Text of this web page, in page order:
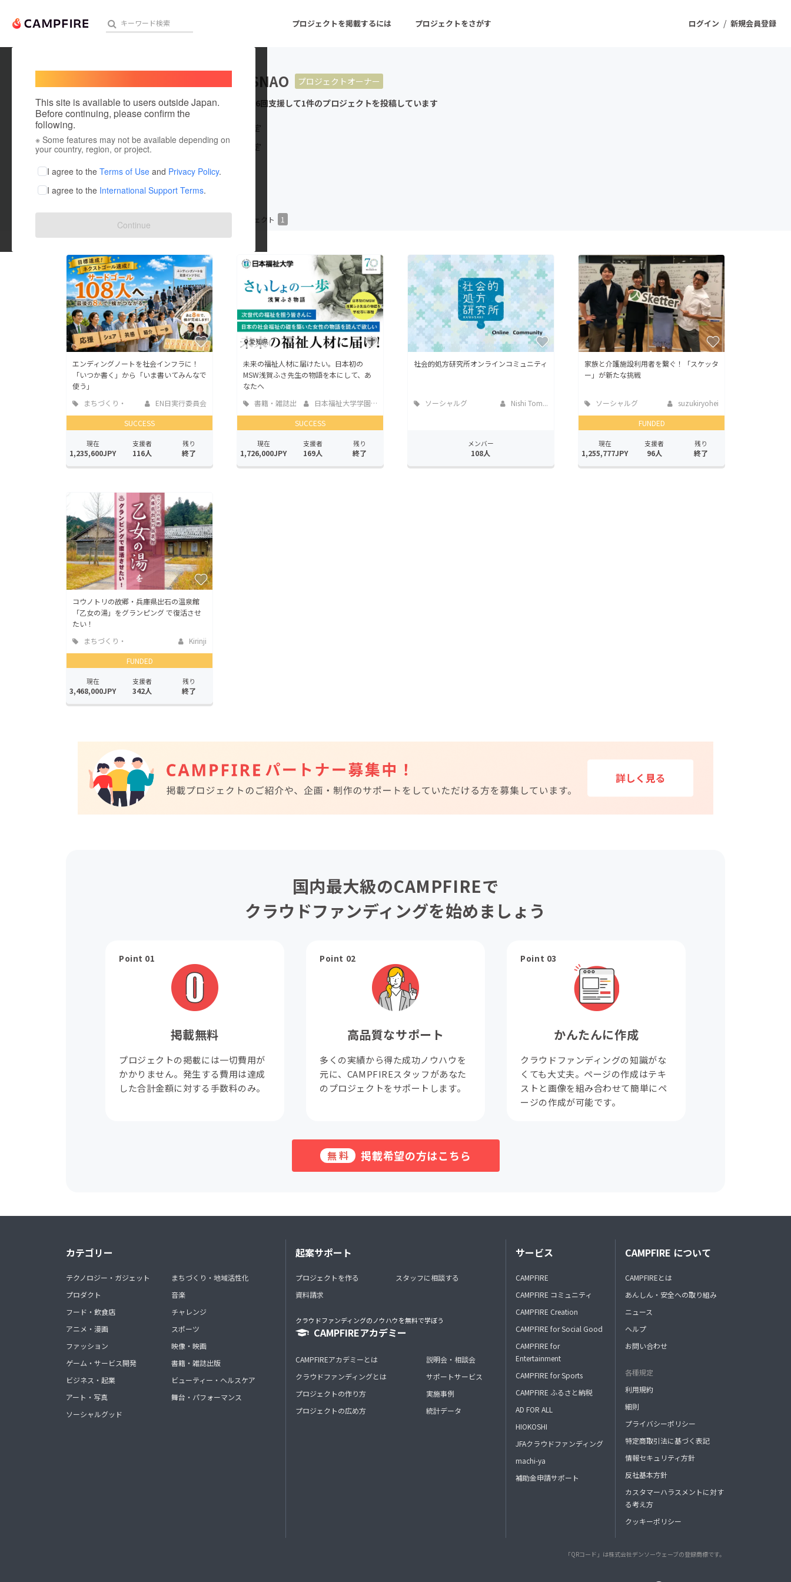
ログイン / 新規会員登録
プロジェクトを掲載するには プロジェクトをさがす
人気のプロジェクト 注目のリターン 注目の新着プロジェクト
アート・写真
テクノロジー・ガジェット
映像・映画
ビジネス・起業
チャレンジ
まちづくり・地域活性化
CAMPFIRE for Social Good
CAMPFIRE Creation
CAMPFIREふるさと納税
machi-ya コミュニティ
This site is available to users outside Japan.
Before continuing, please confirm the
following.
※ Some features may not be available depending on
your country, region, or project.
I agree to the Terms of Use and Privacy Policy.
I agree to the International Support Terms.
Continue
KUBOTSNAO
プロジェクトオーナー
これまでに6回支援して1件のプロジェクトを投稿しています
在住国：未設定
出身国：未設定
プロジェクト 1
エンディングノートを社会インフラに！
「いつか書く」から「いま書いてみんなで
使う」
まちづくり・
EN日実行委員会
SUCCESS
現在
1,235,600JPY
支援者
116人
残り
終了
愛知県
未来の福祉人材に届けたい。日本初の
MSW浅賀ふさ先生の物語を本にして、あ
なたへ
書籍・雑誌出
日本福祉大学学園広報室
SUCCESS
現在
1,726,000JPY
支援者
169人
残り
終了
社会的処方研究所オンラインコミュニティ
ソーシャルグ
Nishi Tom...
メンバー
108人
家族と介護施設利用者を繋ぐ！「スケッタ
ー」が新たな挑戦
ソーシャルグ
suzukiryohei
FUNDED
現在
1,255,777JPY
支援者
96人
残り
終了
コウノトリの故郷・兵庫県出石の温泉館
「乙女の湯」をグランピング で復活させ
たい！
まちづくり・
Kirinji
FUNDED
現在
3,468,000JPY
支援者
342人
残り
終了
国内最大級のCAMPFIREで
クラウドファンディングを始めましょう
Point 01
掲載無料
プロジェクトの掲載には一切費用が
かかりません。発生する費用は達成
した合計金額に対する手数料のみ。
Point 02
高品質なサポート
多くの実績から得た成功ノウハウを
元に、CAMPFIREスタッフがあなた
のプロジェクトをサポートします。
Point 03
かんたんに作成
クラウドファンディングの知識がな
くても大丈夫。ページの作成はテキ
ストと画像を組み合わせて簡単にペ
ージの作成が可能です。
無料 掲載希望の方はこちら
カテゴリー
テクノロジー・ガジェット
プロダクト
フード・飲食店
アニメ・漫画
ファッション
ゲーム・サービス開発
ビジネス・起業
アート・写真
ソーシャルグッド
まちづくり・地域活性化
音楽
チャレンジ
スポーツ
映像・映画
書籍・雑誌出版
ビューティー・ヘルスケア
舞台・パフォーマンス
起案サポート
プロジェクトを作る
資料請求
スタッフに相談する
クラウドファンディングのノウハウを無料で学ぼう
CAMPFIREアカデミー
CAMPFIREアカデミーとは
クラウドファンディングとは
プロジェクトの作り方
プロジェクトの広め方
説明会・相談会
サポートサービス
実施事例
統計データ
サービス
CAMPFIRE
CAMPFIRE コミュニティ
CAMPFIRE Creation
CAMPFIRE for Social Good
CAMPFIRE for
Entertainment
CAMPFIRE for Sports
CAMPFIRE ふるさと納税
AD FOR ALL
HIOKOSHI
JFAクラウドファンディング
machi-ya
補助金申請サポート
CAMPFIRE について
CAMPFIREとは
あんしん・安全への取り組み
ニュース
ヘルプ
お問い合わせ
各種規定
利用規約
細則
プライバシーポリシー
特定商取引法に基づく表記
情報セキュリティ方針
反社基本方針
カスタマーハラスメントに対す
る考え方
クッキーポリシー
「QRコード」は株式会社デンソーウェーブの登録商標です。